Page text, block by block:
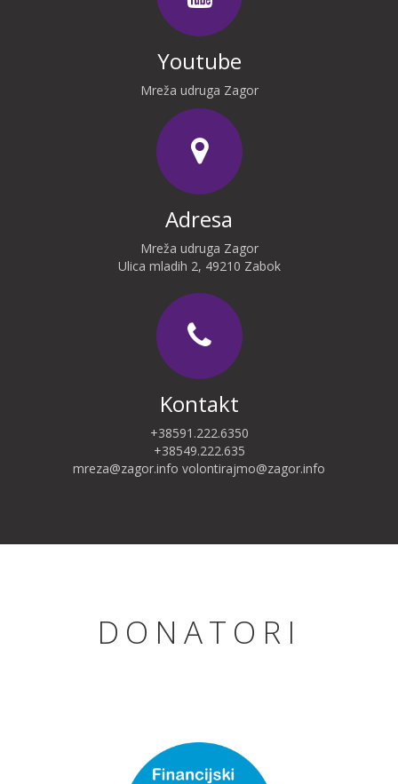
Youtube
Mreža udruga Zagor
Adresa
Mreža udruga Zagor
Ulica mladih 2, 49210 Zabok
Kontakt
+38591.222.6350
+38549.222.635
mreza@zagor.info volontirajmo@zagor.info
DONATORI